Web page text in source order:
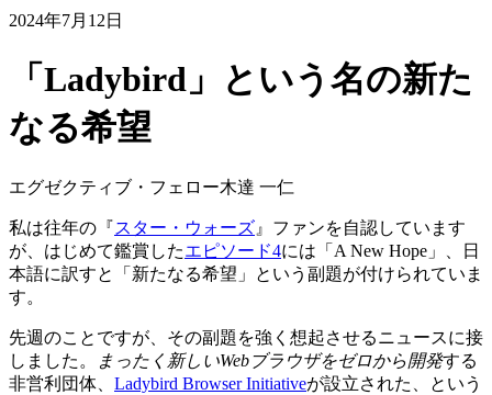
2024年7月12日
「Ladybird」という名の新た
なる希望
エグゼクティブ・フェロー木達 一仁
私は往年の『スター・ウォーズ 』ファンを自認しています
が、はじめて鑑賞したエピソード4には「A New Hope」、日
本語に訳すと「新たなる希望」という副題が付けられていま
す。
先週のことですが、その副題を強く想起させるニュースに接
しました。
まったく新しいWebブラウザをゼロから開発する
非営利団体、 Ladybird Browser Initiativeが設立された、という